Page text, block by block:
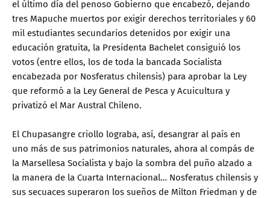
el último día del penoso Gobierno que encabezó, dejando
tres Mapuche muertos por exigir derechos territoriales y 60
mil estudiantes secundarios detenidos por exigir una
educación gratuita, la Presidenta Bachelet consiguió los
votos (entre ellos, los de toda la bancada Socialista
encabezada por Nosferatus chilensis) para aprobar la Ley
que reformó a la Ley General de Pesca y Acuicultura y
privatizó el Mar Austral Chileno.
El Chupasangre criollo lograba, así, desangrar al país en
uno más de sus patrimonios naturales, ahora al compás de
la Marsellesa Socialista y bajo la sombra del puño alzado a
la manera de la Cuarta Internacional… Nosferatus chilensis y
sus secuaces superaron los sueños de Milton Friedman y de